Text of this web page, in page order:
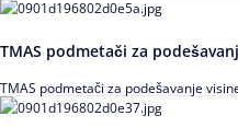
TMAS podmetači za
TMAS podmetači za podešavanje